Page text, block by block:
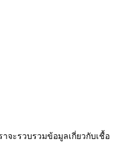
จะรวบรวมข้อมูลเกี่ยวกับเชื้อ